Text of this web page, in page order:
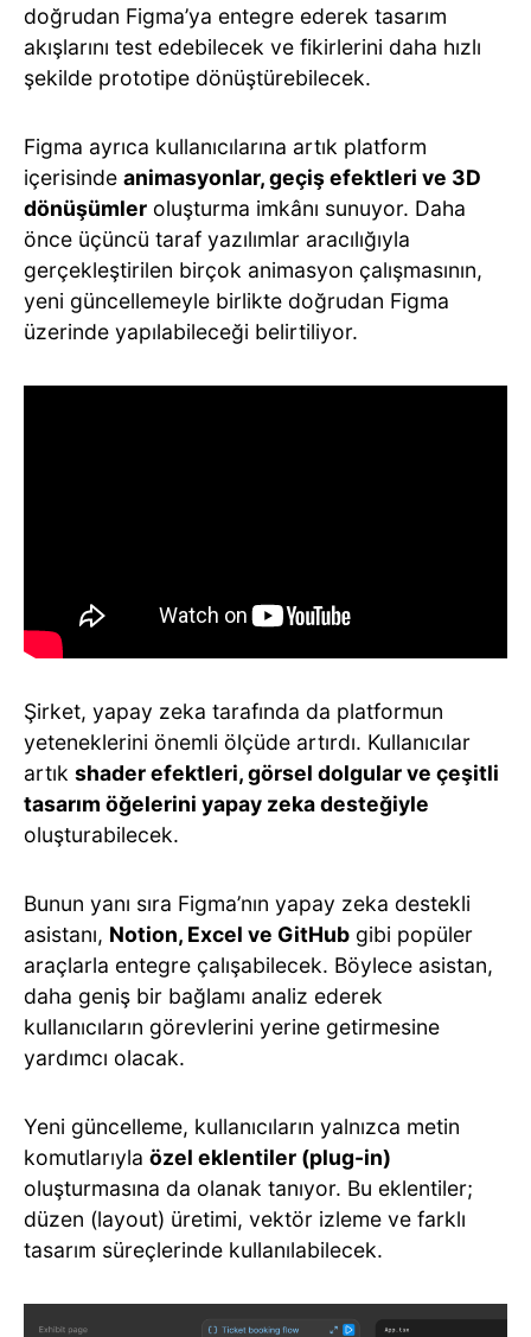
doğrudan Figma’ya entegre ederek tasarım
akışlarını test edebilecek ve fikirlerini daha hızlı
şekilde prototipe dönüştürebilecek.
Figma ayrıca kullanıcılarına artık platform
içerisinde animasyonlar, geçiş efektleri ve 3D
dönüşümler oluşturma imkânı sunuyor. Daha
önce üçüncü taraf yazılımlar aracılığıyla
gerçekleştirilen birçok animasyon çalışmasının,
yeni güncellemeyle birlikte doğrudan Figma
üzerinde yapılabileceği belirtiliyor.
Şirket, yapay zeka tarafında da platformun
yeteneklerini önemli ölçüde artırdı. Kullanıcılar
artık shader efektleri, görsel dolgular ve çeşitli
tasarım öğelerini yapay zeka desteğiyle
oluşturabilecek.
Bunun yanı sıra Figma’nın yapay zeka destekli
asistanı, Notion, Excel ve GitHub gibi popüler
araçlarla entegre çalışabilecek. Böylece asistan,
daha geniş bir bağlamı analiz ederek
kullanıcıların görevlerini yerine getirmesine
yardımcı olacak.
Yeni güncelleme, kullanıcıların yalnızca metin
komutlarıyla özel eklentiler (plug-in)
oluşturmasına da olanak tanıyor. Bu eklentiler;
düzen (layout) üretimi, vektör izleme ve farklı
tasarım süreçlerinde kullanılabilecek.